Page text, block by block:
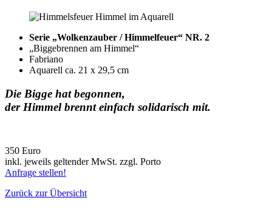
Serie „Wolkenzauber / Himmelfeuer“ NR. 2
„Biggebrennen am Himmel“
Fabriano
Aquarell ca. 21 x 29,5 cm
Die Bigge hat begonnen,
der Himmel brennt einfach solidarisch mit.
350 Euro
inkl. jeweils geltender MwSt. zzgl. Porto
Anfrage stellen!
Zurück zur Übersicht